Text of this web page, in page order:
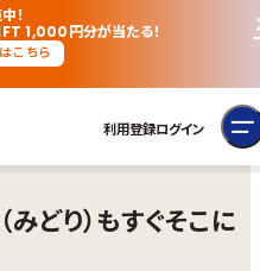
！
1,000円分が当たる！
こちら
利用登録ログイン
みどり）もすぐそこに